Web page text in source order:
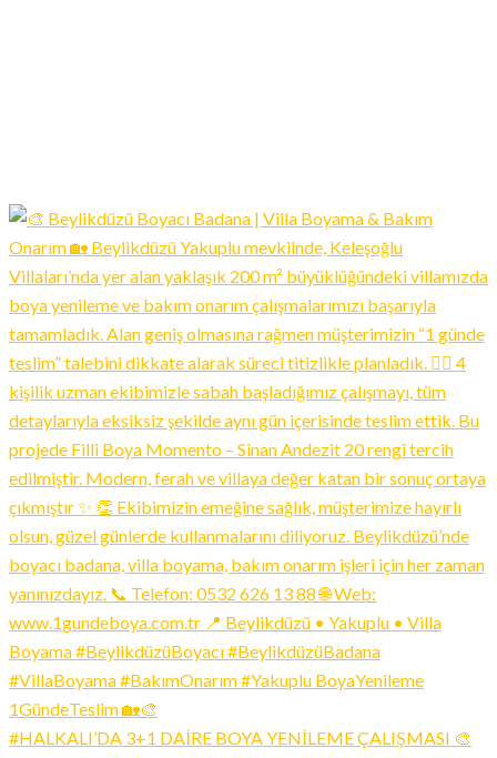
#HALKALI’DA 3+1 DAİRE BOYA YENİLEME ÇALIŞMASI 🎨